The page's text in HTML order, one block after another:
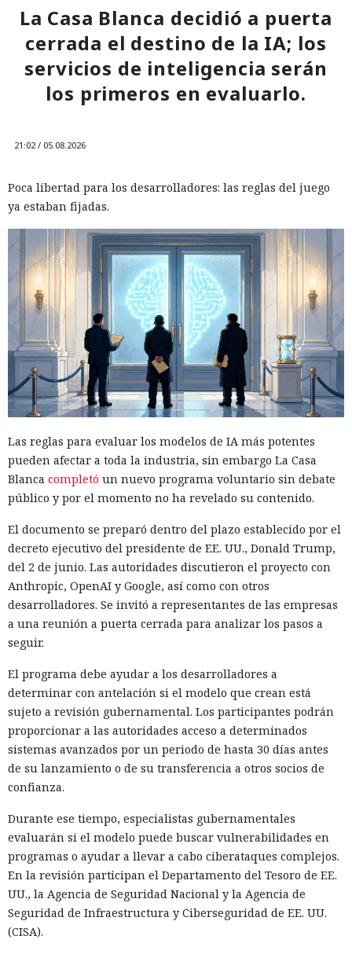
La Casa Blanca decidió a puerta
cerrada el destino de la IA; los
servicios de inteligencia serán
los primeros en evaluarlo.
21:02 / 05.08.2026
Poca libertad para los desarrolladores: las reglas del juego
ya estaban fijadas.
Las reglas para evaluar los modelos de IA más potentes
pueden afectar a toda la industria, sin embargo La Casa
Blanca completó un nuevo programa voluntario sin debate
público y por el momento no ha revelado su contenido.
El documento se preparó dentro del plazo establecido por el
decreto ejecutivo del presidente de EE. UU., Donald Trump,
del 2 de junio. Las autoridades discutieron el proyecto con
Anthropic, OpenAI y Google, así como con otros
desarrolladores. Se invitó a representantes de las empresas
a una reunión a puerta cerrada para analizar los pasos a
seguir.
El programa debe ayudar a los desarrolladores a
determinar con antelación si el modelo que crean está
sujeto a revisión gubernamental. Los participantes podrán
proporcionar a las autoridades acceso a determinados
sistemas avanzados por un periodo de hasta 30 días antes
de su lanzamiento o de su transferencia a otros socios de
confianza.
Durante ese tiempo, especialistas gubernamentales
evaluarán si el modelo puede buscar vulnerabilidades en
programas o ayudar a llevar a cabo ciberataques complejos.
En la revisión participan el Departamento del Tesoro de EE.
UU., la Agencia de Seguridad Nacional y la Agencia de
Seguridad de Infraestructura y Ciberseguridad de EE. UU.
(CISA).